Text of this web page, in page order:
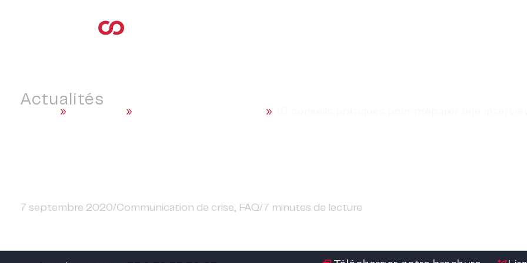
Actualités
» » »
7 septembre 2020/Communication de crise, FAQ/7 minutes de lecture